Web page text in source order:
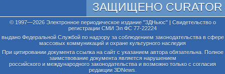
ЗАЩИЩЕНО CURATOR
© 1997—2026 Электронное периодическое издание "3ДНьюс" | Свидетельство о
регистрации СМИ Эл ФС 77-22224
выдано Федеральной Службой по надзору за соблюдением законодательства в сфере
массовых коммуникаций и охране культурного наследия
При цитировании документа ссылка на сайт с указанием автора обязательна. Полное
заимствование документа является нарушением
российского и международного законодательства и возможно только с согласия
редакции 3DNews.